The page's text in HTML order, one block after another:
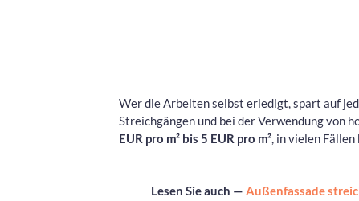
Wer die Arbeiten selbst erledigt, spart auf
Streichgängen und bei der Verwendung von
EUR pro m² bis 5 EUR pro m², in vielen
Lesen Sie auch — Außenfassade